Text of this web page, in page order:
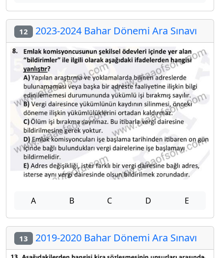
12 2023-2024 Bahar Dönemi Ara Sınavı
A B C D E
13 2019-2020 Bahar Dönemi Ara Sınavı